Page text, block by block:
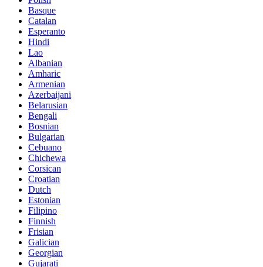
Basque
Catalan
Esperanto
Hindi
Lao
Albanian
Amharic
Armenian
Azerbaijani
Belarusian
Bengali
Bosnian
Bulgarian
Cebuano
Chichewa
Corsican
Croatian
Dutch
Estonian
Filipino
Finnish
Frisian
Galician
Georgian
Gujarati